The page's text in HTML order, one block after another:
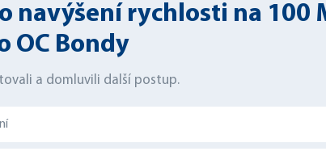
navýšení rychlosti na 100
OC Bondy
a domluvili další postup.